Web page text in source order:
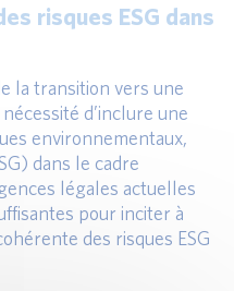
risques ESG dans
la transition vers une
d’inclure une
environnementaux,
dans le cadre
légales actuelles
pour inciter à
des risques ESG